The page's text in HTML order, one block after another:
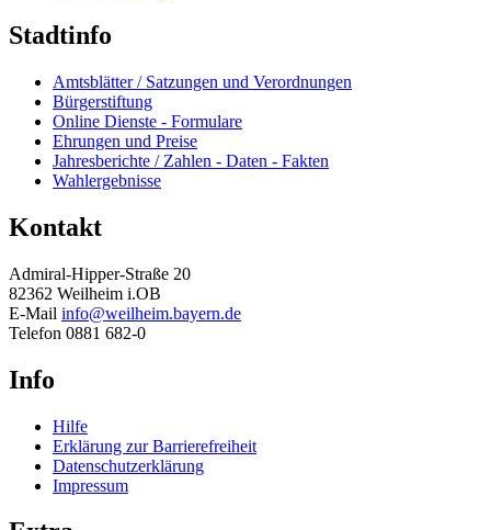
Stadtinfo
Amtsblätter / Satzungen und Verordnungen
Bürgerstiftung
Online Dienste - Formulare
Ehrungen und Preise
Jahresberichte / Zahlen - Daten - Fakten
Wahlergebnisse
Kontakt
Admiral-Hipper-Straße 20
82362 Weilheim i.OB
E-Mail info@weilheim.bayern.de
Telefon 0881 682-0
Info
Hilfe
Erklärung zur Barrierefreiheit
Datenschutzerklärung
Impressum